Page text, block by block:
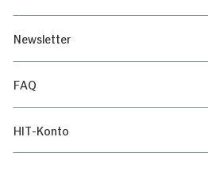
Newsletter
FAQ
HIT-Konto